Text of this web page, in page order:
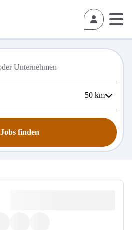
50 km
Jobs finden